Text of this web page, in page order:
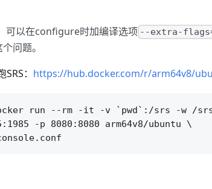
可以在configure时加编译选项 --extra-
问题。
： https://hub.docker.com/r/arm64v8/
run --rm -it -v `pwd`:/srs -w /
-p 8080:8080 arm64v8/ubuntu \